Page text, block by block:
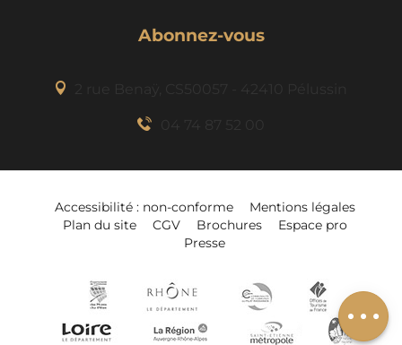
Ajouter à mon
séjour
Abonnez-vous
Accessibilité : non-conforme
Mentions légales
Plan du site
CGV Brochures
Espace pro
Presse